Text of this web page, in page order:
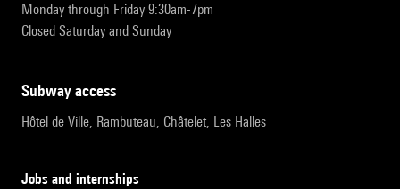
Monday through Friday 9:30am-7pm
Closed Saturday and Sunday
subway access
Hôtel de Ville, Rambuteau, Châtelet, Les Halles
Jobs and internships